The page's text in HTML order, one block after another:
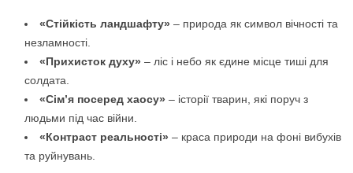
«Стійкість ландшафту» – природа як символ вічності та
незламності.
«Прихисток духу» – ліс і небо як єдине місце тиші для
солдата.
«Сім’я посеред хаосу» – історії тварин, які поруч з
людьми під час війни.
«Контраст реальності» – краса природи на фоні вибухів
та руйнувань.